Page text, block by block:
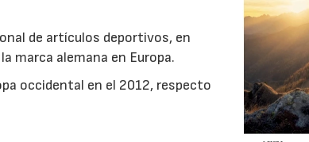
de artículos deportivos, en
marca alemana en Europa.
occidental en el 2012, respecto